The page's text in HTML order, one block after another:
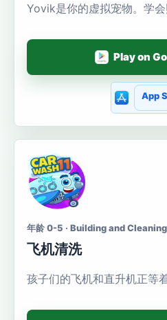
Yovik是你的虚拟宠物。学会
Play on
App
年龄 0-5 · Building and Cleaning
飞机清洗
孩子们的飞机和直升机正等